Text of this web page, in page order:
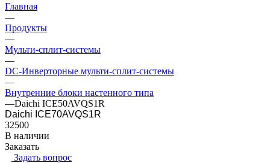
Главная
—
Продукты
—
Мульти-сплит-системы
—
DC-Инверторные мульти-сплит-системы
—
Внутренние блоки настенного типа
—Daichi ICE50AVQS1R
Daichi ICE70AVQS1R
32500
В наличии
Заказать
Задать вопрос